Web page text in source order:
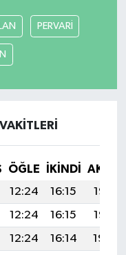
PERVARİ
ÖĞLE İKINDI
12:24 16:15
19:35
12:24 16:15
19:35
12:24 16:14
19:34